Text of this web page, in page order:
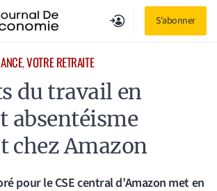
S'abonner
, VOTRE RETRAITE
du travail en
absentéisme
chez Amazon
pour le CSE central d’Amazon met en